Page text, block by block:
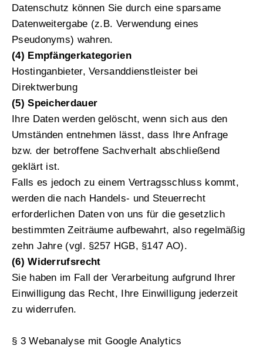
Datenschutz können Sie durch eine sparsame
Datenweitergabe (z.B. Verwendung eines
Pseudonyms) wahren.
(4) Empfängerkategorien
Hostinganbieter, Versanddienstleister bei
Direktwerbung
(5) Speicherdauer
Ihre Daten werden gelöscht, wenn sich aus den
Umständen entnehmen lässt, dass Ihre Anfrage
bzw. der betroffene Sachverhalt abschließend
geklärt ist.
Falls es jedoch zu einem Vertragsschluss kommt,
werden die nach Handels- und Steuerrecht
erforderlichen Daten von uns für die gesetzlich
bestimmten Zeiträume aufbewahrt, also regelmäßig
zehn Jahre (vgl. §257 HGB, §147 AO).
(6) Widerrufsrecht
Sie haben im Fall der Verarbeitung aufgrund Ihrer
Einwilligung das Recht, Ihre Einwilligung jederzeit
zu widerrufen.
§ 3 Webanalyse mit Google Analytics